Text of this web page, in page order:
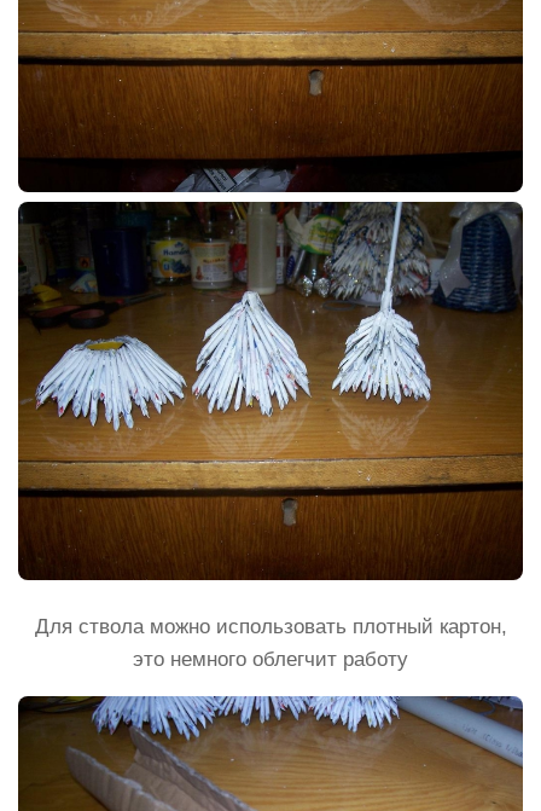
Для ствола можно использовать плотный картон,
это немного облегчит работу